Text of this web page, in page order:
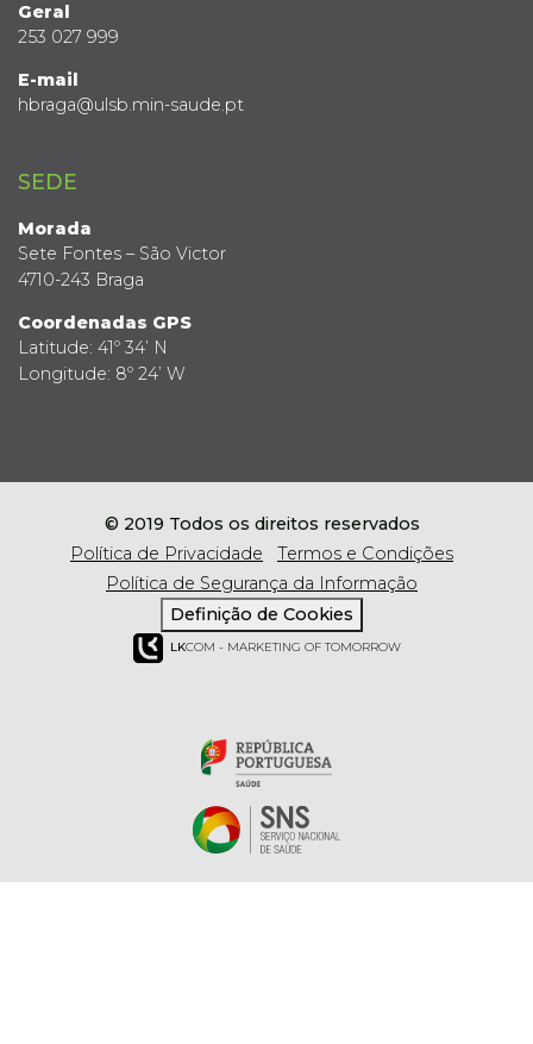
Geral
253 027 999
E-mail
hbraga@ulsb.min-saude.pt
SEDE
Morada
Sete Fontes – São Victor
4710-243 Braga
Coordenadas GPS
Latitude: 41º 34’ N
Longitude: 8º 24’ W
© 2019 Todos os direitos reservados
Política de Privacidade
Termos e Condições
Política de Segurança da Informação
Definição de Cookies
LKCOM - MARKETING OF TOMORROW